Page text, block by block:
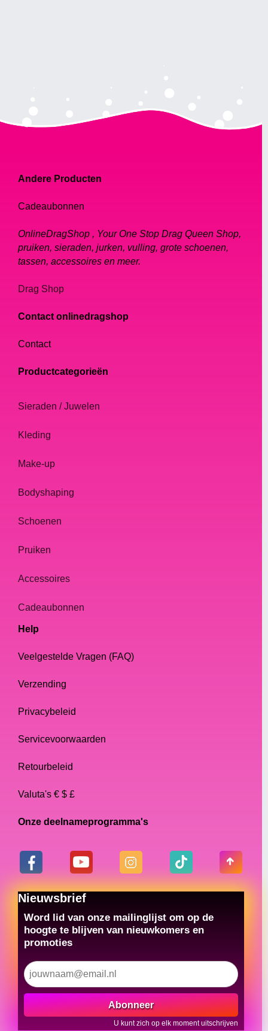
Andere Producten
Cadeaubonnen
OnlineDragShop , Your One Stop Drag Queen Shop,
pruiken, sieraden, jurken, vulling, grote schoenen,
tassen, accessoires en meer.
Drag Shop
Contact onlinedragshop
Contact
Productcategorieën
Sieraden / Juwelen
Kleding
Make-up
Bodyshaping
Schoenen
Pruiken
Accessoires
Cadeaubonnen
Help
Veelgestelde Vragen (FAQ)
Verzending
Privacybeleid
Servicevoorwaarden
Retourbeleid
Valuta's € $ £
Onze deelnameprogramma's
Nieuwsbrief
Word lid van onze mailinglijst om op de
hoogte te blijven van nieuwkomers en
promoties
Abonneer
U kunt zich op elk moment uitschrijven